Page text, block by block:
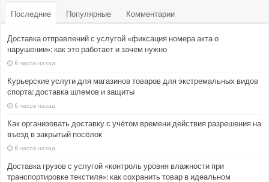
Последние Популярные Комментарии
Доставка отправлений с услугой «фиксация номера акта о
нарушении»: как это работает и зачем нужно
6 часов назад
Курьерские услуги для магазинов товаров для экстремальных видов
спорта: доставка шлемов и защиты
6 часов назад
Как организовать доставку с учётом времени действия разрешения на
въезд в закрытый посёлок
6 часов назад
Доставка грузов с услугой «контроль уровня влажности при
транспортировке текстиля»: как сохранить товар в идеальном